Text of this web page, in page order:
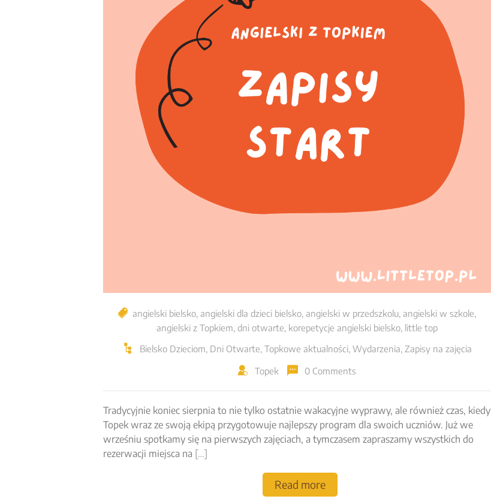
angielski bielsko, angielski dla dzieci bielsko, angielski w przedszkolu, angielski w szkole,
angielski z Topkiem, dni otwarte, korepetycje angielski bielsko, little top
Bielsko Dzieciom, Dni Otwarte, Topkowe aktualności, Wydarzenia, Zapisy na zajęcia
Topek 0 Comments
Tradycyjnie koniec sierpnia to nie tylko ostatnie wakacyjne wyprawy, ale również czas, kiedy
Topek wraz ze swoją ekipą przygotowuje najlepszy program dla swoich uczniów. Już we
wrześniu spotkamy się na pierwszych zajęciach, a tymczasem zapraszamy wszystkich do
rezerwacji miejsca na […]
Read more